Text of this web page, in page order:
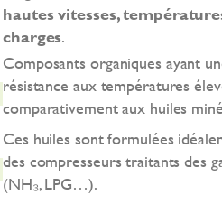
hautes vitesses,
charges.
Composants organiques ayant
résistance aux températures
comparativement aux huiles
Ces huiles sont formulées
des compresseurs traitants des
(NH₃, LPG…).